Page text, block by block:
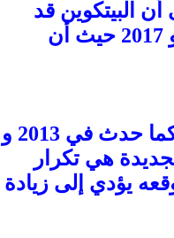
البيتكوين قد
ترتفع في عام 2021، باتباع نفس النمط في تاريخها في عامي 2013 و 2017 حيث أن
قد تخضع البيتكوين لصعود في عام 2021 ، كما حدث في 2013 و
هي تكرار
يؤدي إلى زيادة